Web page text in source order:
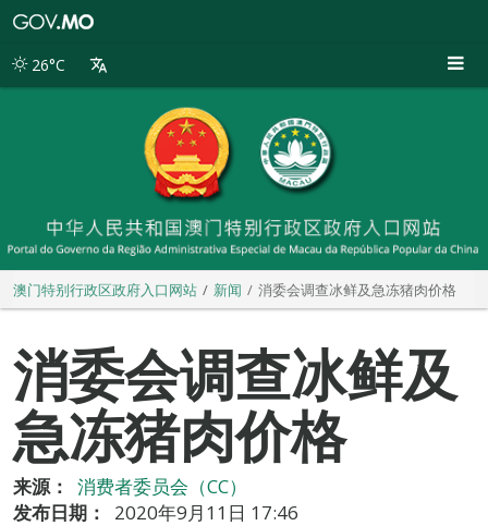
别
26°C
澳门特别行政区政府入口网站 新闻 消委会调查冰鲜及急冻猪肉价格
消委会调查冰鲜及
急冻猪肉价格
来源：
消费者委员会（CC）
发布日期：
2020年9月11日 17:46